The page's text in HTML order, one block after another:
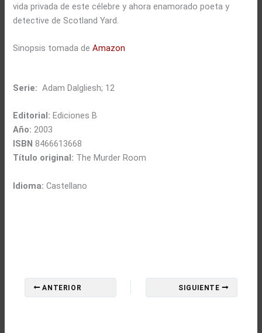
vida privada de este célebre y ahora enamorado poeta y
detective de Scotland Yard.
Sinopsis tomada deAmazon
Serie: Adam Dalgliesh; 12
Editorial: Ediciones B
Año: 2003
ISBN 8466613668
Título original: The Murder Room
Idioma: Castellano
ANTERIOR SIGUIENTE